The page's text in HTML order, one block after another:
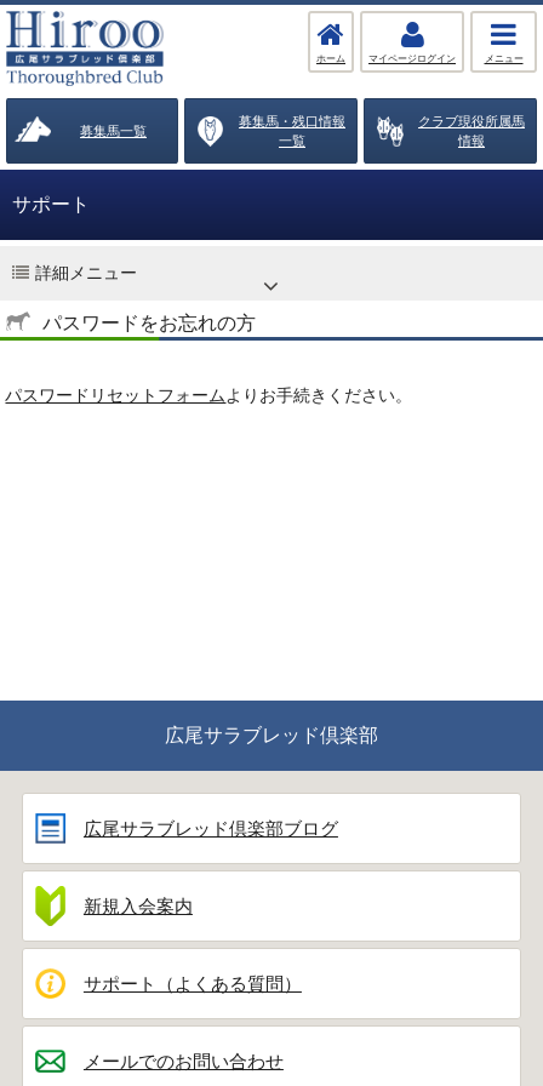
ホーム マイページログイン メニュー
募集馬一覧
募集馬・残口情報
一覧
クラブ現役所属馬
情報
サポート
詳細メニュー
パスワードをお忘れの方
パスワードリセットフォーム よりお手続きください。
広尾サラブレッド倶楽部
広尾サラブレッド倶楽部ブログ
新規入会案内
サポート（よくある質問）
メールでのお問い合わせ